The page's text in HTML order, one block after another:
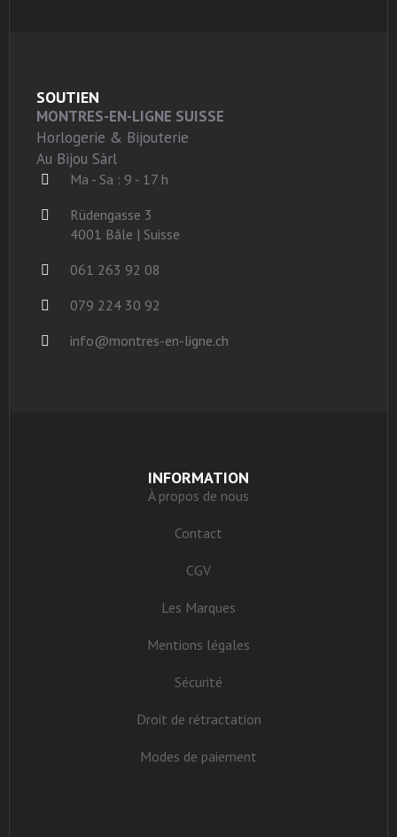
SOUTIEN
MONTRES-EN-LIGNE SUISSE
Horlogerie & Bijouterie
Au Bijou Sàrl
Ma - Sa : 9 - 17 h
Rüdengasse 3
4001 Bâle | Suisse
061 263 92 08
079 224 30 92
info@montres-en-ligne.ch
INFORMATION
À propos de nous
Contact
CGV
Les Marques
Mentions légales
Sécurité
Droit de rétractation
Modes de paiement